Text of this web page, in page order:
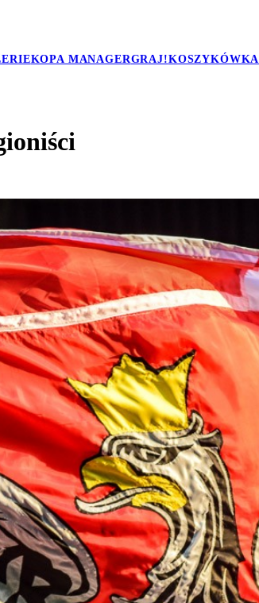
KOPA MANAGERGRAJ!KOSZYKÓWKA